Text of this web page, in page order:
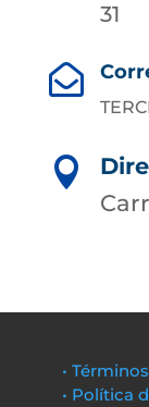
31


•
• Política